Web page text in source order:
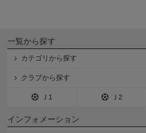
一覧から探す
カテゴリから探す
クラブから探す
Ｊ1 Ｊ2
インフォメーション